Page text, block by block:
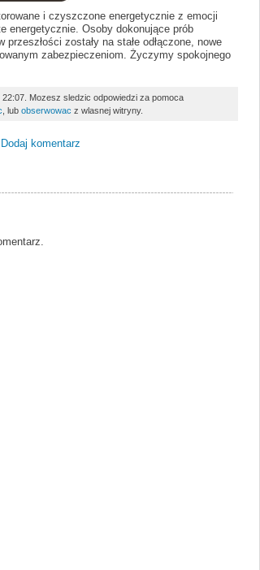
i czyszczone energetycznie z emocji
energetycznie. Osoby dokonujące prób
zostały na stałe odłączone, nowe
zabezpieczeniom. Życzymy spokojnego
Mozesz sledzic odpowiedzi za pomoca
, lub obserwowac z wlasnej witryny.
Dodaj komentarz